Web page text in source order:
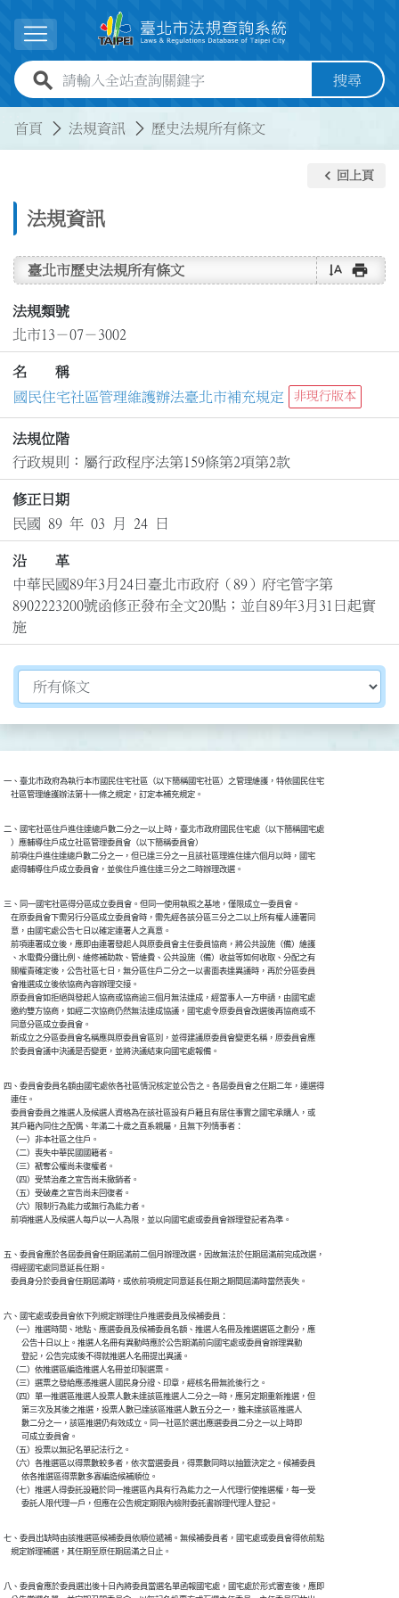
展開選單
全站查詢關鍵字欄位 搜尋
首頁 法規資訊 歷史法規所有條文
法規資訊
keyboard_arrow_left 回上頁
臺北市歷史法規所有條文 text_rotate_vertical print
法規類號
北市13－07－3002
名 稱
國民住宅社區管理維護辦法臺北市補充規定
非現行版本
法規位階
行政規則：屬行政程序法第159條第2項第2款
修正日期
民國 89 年 03 月 24 日
沿 革
中華民國89年3月24日臺北市政府（89）府宅管字第
8902223200號函修正發布全文20點；並自89年3月31日起實
施
切換選擇法規資訊內容
一、臺北市政府為執行本市國民住宅社區（以下簡稱國宅社區）之管理維護，特依國民住宅
    社區管理維護辦法第十一條之規定，訂定本補充規定。
二、國宅社區住戶進住達總戶數二分之一以上時，臺北市政府國民住宅處（以下簡稱國宅處
    ）應輔導住戶成立社區管理委員會（以下簡稱委員會）
    前項住戶進住達總戶數二分之一，但已達三分之一且該社區理進住達六個月以時，國宅
    處得輔導住戶成立委員會，並俟住戶進住達三分之二時辦理改選。
三、同一國宅社區得分區成立委員會。但同一使用執照之基地，僅限成立一委員會。
    在原委員會下需另行分區成立委員會時，需先經各該分區三分之二以上所有權人連署同
    意，由國宅處公告七日以確定連署人之真意。
    前項連署成立後，應即由連署發起人與原委員會主任委員協商，將公共設施（備）維護
    、水電費分攤比例、維修補助款、管維費、公共設施（備）收益等如何收取、分配之有
    關權責確定後，公告社區七日，無分區住戶二分之一以書面表達異議時，再於分區委員
    會推選成立後依協商內容辦理交接。
    原委員會如拒絕與發起人協商或協商逾三個月無法達成，經當事人一方申請，由國宅處
    邀約雙方協商，如經二次協商仍然無法達成協議，國宅處令原委員會改選後再協商或不
    同意分區成立委員會。
    新成立之分區委員會名稱應與原委員會區別，並得建議原委員會變更名稱，原委員會應
    於委員會議中決議是否變更，並將決議結束向國宅處報備。
四、委員會委員名額由國宅處依各社區情況核定並公告之。各屆委員會之任期二年，連選得
    連任。
    委員會委員之推選人及候選人資格為在該社區設有戶籍且有居住事實之國宅承購人，或
    其戶籍內同住之配偶、年滿二十歲之直系親屬，且無下列情事者：
    （一）非本社區之住戶。
    （二）喪失中華民國國籍者。
    （三）褫奪公權尚未復權者。
    （四）受禁治產之宣告尚未撤銷者。
    （五）受破產之宣告尚未回復者。
    （六）限制行為能力或無行為能力者。
    前項推選人及候選人每戶以一人為限，並以向國宅處或委員會辦理登記者為準。
五、委員會應於各屆委員會任期屆滿前二個月辦理改選，因故無法於任期屆滿前完成改選，
    得經國宅處同意延長任期。
    委員身分於委員會任期屆滿時，或依前項規定同意延長任期之期間屆滿時當然喪失。
六、國宅處或委員會依下列規定辦理住戶推選委員及候補委員：
    （一）推選時間、地點、應選委員及候補委員名額、推選人名冊及推選選區之劃分，應
          公告十日以上。推選人名冊有異動時應於公告期滿前向國宅處或委員會辦理異動
          登記，公告完成後不得就推選人名冊提出異議。
    （二）依推選區編造推選人名冊並印製選票。
    （三）選票之發給應憑推選人國民身分證、印章，經核名冊無訛後行之。
    （四）單一推選區推選人投票人數未達該區推選人二分之一時，應另定期重新推選，但
          第三次及其後之推選，投票人數已達該區推選人數五分之一，雖未達該區推選人
          數二分之一，該區推選仍有效成立。同一社區於選出應選委員二分之一以上時即
          可成立委員會。
    （五）投票以無記名單記法行之。
    （六）各推選區以得票數較多者，依次當選委員，得票數同時以抽籤決定之。候補委員
          依各推選區得票數多寡編造候補順位。
    （七）推選人得委託設籍於同一推選區內具有行為能力之一人代理行使推選權，每一受
          委託人限代理一戶，但應在公告規定期限內檢附委託書辦理代理人登記。
七、委員出缺時由該推選區候補委員依順位遞補。無候補委員者，國宅處或委員會得依前點
    規定辦理補選，其任期至原任期屆滿之日止。
八、委員會應於委員選出後十日內將委員當選名單函報國宅處，國宅處於形式審查後，應即